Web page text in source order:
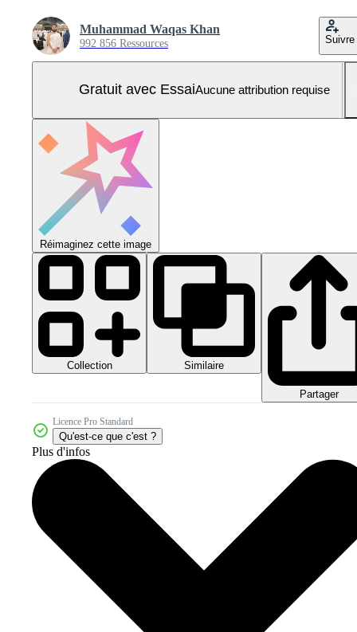
Muhammad Waqas Khan
992 856 Ressources Suivre
Gratuit avec EssaiAucune attribution requise
Réimaginez cette image
Collection Similaire
Partager
Licence Pro Standard
Qu'est-ce que c'est ?
Plus d'infos